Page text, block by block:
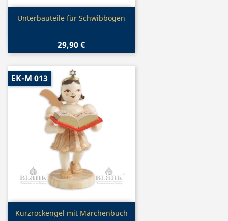
Vorschau
Unterbauteile für Schwibbogen
29,90 €
Vorschau
Kurzrockengel mit Märchenbuch
EK-M 013